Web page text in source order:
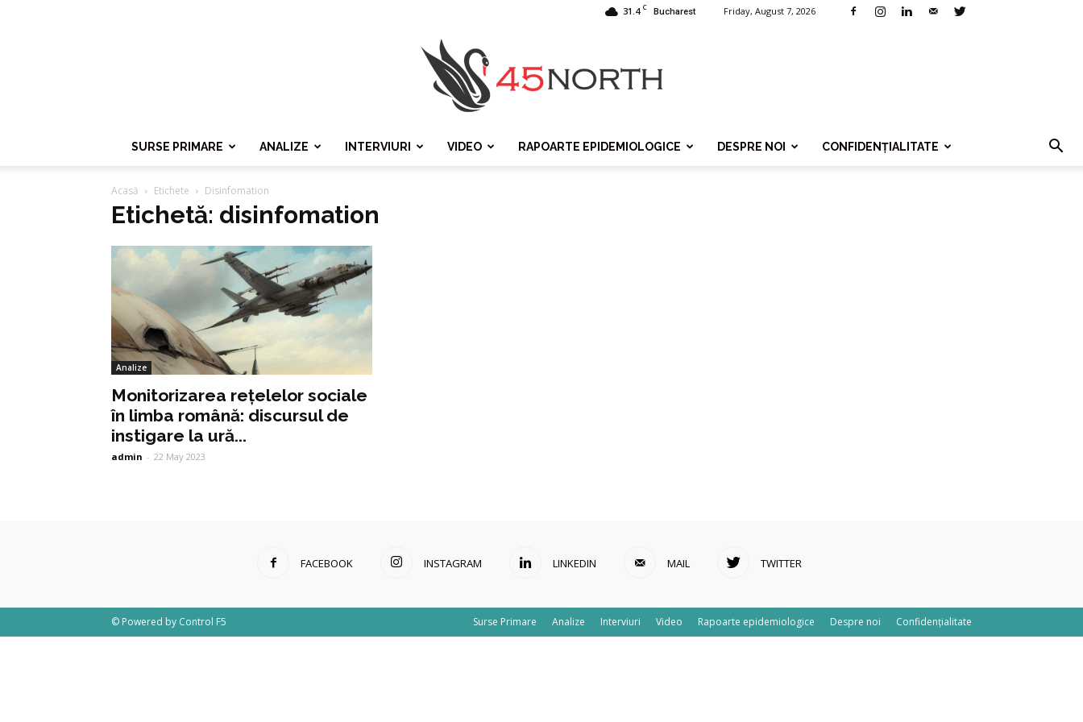
31.4 C Bucharest Friday, August 7, 2026
SURSE PRIMARE ANALIZE INTERVIURI VIDEO RAPOARTE EPIDEMIOLOGICE DESPRE NOI CONFIDENȚIALITATE
Acasă Etichete Disinfomation
Etichetă: disinfomation
Analize
Monitorizarea rețelelor sociale
în limba română: discursul de
instigare la ură...
admin - 22 May 2023
FACEBOOK INSTAGRAM LINKEDIN MAIL TWITTER
Surse Primare Analize Interviuri Video Rapoarte epidemiologice Despre noi Confidențialitate
© Powered by Control F5